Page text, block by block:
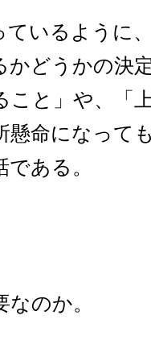
ているように
かどうかの決
こと」や、「
懸命になって
ある。
のか。